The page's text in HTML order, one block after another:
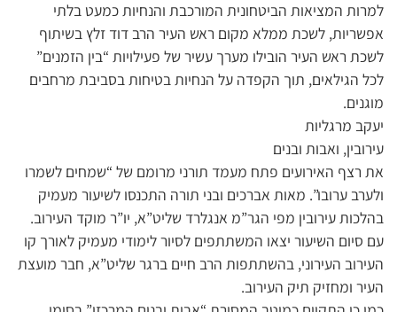
למרות המציאות הביטחונית המורכבת והנחיות כמעט בלתי
אפשריות, לשכת ממלא מקום ראש העיר הרב דוד זלץ בשיתוף
לשכת ראש העיר הובילו מערך עשיר של פעילויות “בין הזמנים”
לכל הגילאים, תוך הקפדה על הנחיות בטיחות בסביבת מרחבים
מוגנים.
יעקב מרגליות
עירובין, ואבות ובנים
את רצף האירועים פתח מעמד תורני מרומם של “שמחים לשמרו
ולערב ערובו”. מאות אברכים ובני תורה התכנסו לשיעור מעמיק
בהלכות עירובין מפי הגר”מ אנגלרד שליט”א, יו”ר מוקד העירוב.
עם סיום השיעור יצאו המשתתפים לסיור לימודי מעמיק לאורך קו
העירוב העירוני, בהשתתפות הרב חיים ברגר שליט”א, חבר מועצת
העיר ומחזיק תיק העירוב.